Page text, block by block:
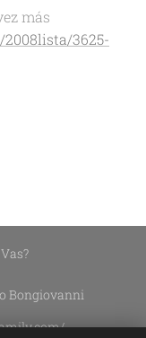
más
3625-
Bongiovanni